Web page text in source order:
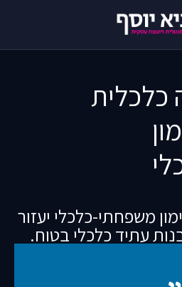
כלכלית
משפחתי-כלכלי יעזור
עתיד כלכלי בטוח.